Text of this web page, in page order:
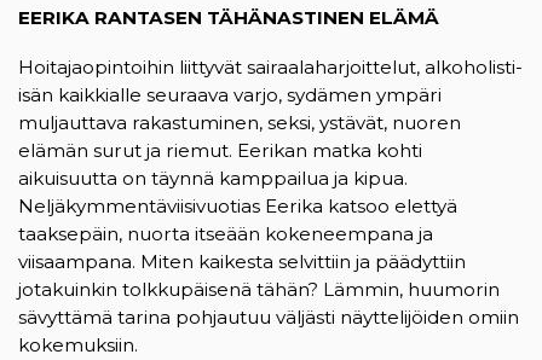
EERIKA RANTASEN TÄHÄNASTINEN ELÄMÄ
Hoitajaopintoihin liittyvät sairaalaharjoittelut, alkoholisti-
isän kaikkialle seuraava varjo, sydämen ympäri
muljauttava rakastuminen, seksi, ystävät, nuoren
elämän surut ja riemut. Eerikan matka kohti
aikuisuutta on täynnä kamppailua ja kipua.
Neljäkymmentäviisivuotias Eerika katsoo elettyä
taaksepäin, nuorta itseään kokeneempana ja
viisaampana. Miten kaikesta selvittiin ja päädyttiin
jotakuinkin tolkkupäisenä tähän? Lämmin, huumorin
sävyttämä tarina pohjautuu väljästi näyttelijöiden omiin
kokemuksiin.